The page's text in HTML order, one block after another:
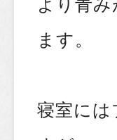
ます。
寝室に